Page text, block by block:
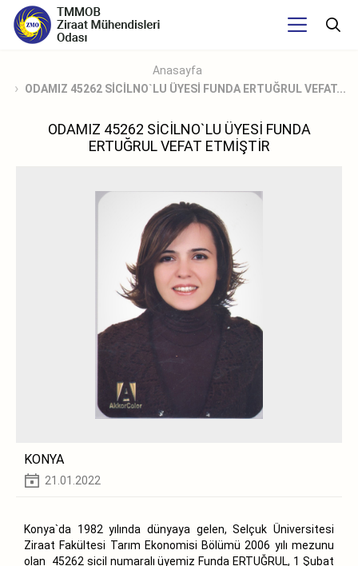
Anasayfa
ODAMIZ 45262 SİCİLNO`LU ÜYESİ FUNDA ERTUĞRUL VEFAT...
ODAMIZ 45262 SİCİLNO`LU ÜYESİ FUNDA
ERTUĞRUL VEFAT ETMİŞTİR
KONYA
21.01.2022
Konya`da 1982 yılında dünyaya gelen, Selçuk Üniversitesi
Ziraat Fakültesi Tarım Ekonomisi Bölümü 2006 yılı mezunu
olan 45262 sicil numaralı üyemiz Funda ERTUĞRUL, 1 Şubat